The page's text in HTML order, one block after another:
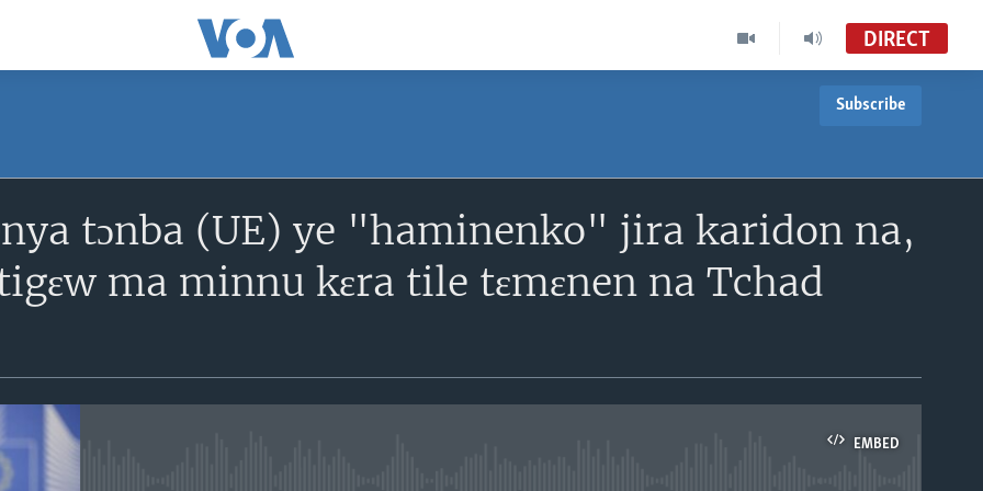
DIRECT
Mali Kura
Mali Kura
VOA-TVMC01
Subscribe
S'abonner
tɔnba (UE) ye "haminenko" jira karidon na,
ma minnu kɛra tile tɛmɛnen na Tchad
EMBED